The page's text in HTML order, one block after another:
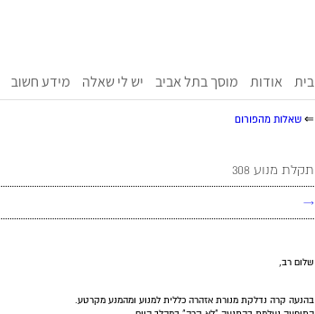
בית אודות מוסך בתל אביב יש לי שאלה מידע חשוב
⇐ שאלות מהפורום
תקלת מנוע 308
→
שלום רב,
בהנעה קרה נדלקת מנורת אזהרה כללית למנוע ומהמנע מקרטע.